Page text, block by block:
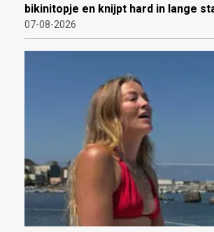
bikinitopje en knijpt hard in lange
07-08-2026